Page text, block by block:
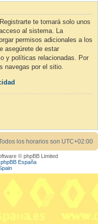
te tomará solo unos
al sistema. La
permisos adicionales a los
asegúrete de estar
y políticas relacionadas. Por
navegas por el sitio.
los horarios son UTC+02:00
© phpBB Limited
phpBB España